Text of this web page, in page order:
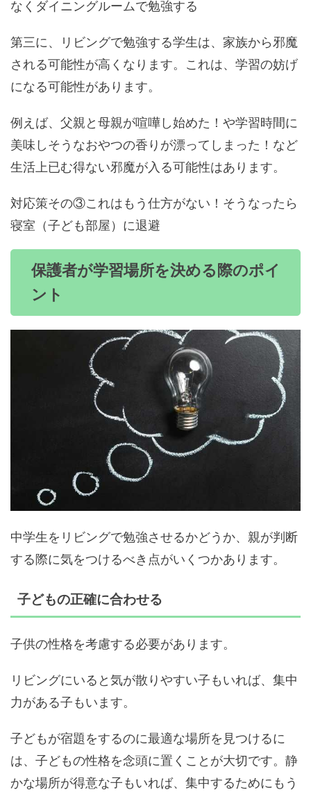
なくダイニングルームで勉強する
第三に、リビングで勉強する学生は、家族から邪魔
される可能性が高くなります。これは、学習の妨げ
になる可能性があります。
例えば、父親と母親が喧嘩し始めた！や学習時間に
美味しそうなおやつの香りが漂ってしまった！など
生活上已む得ない邪魔が入る可能性はあります。
対応策その③これはもう仕方がない！そうなったら
寝室（子ども部屋）に退避
保護者が学習場所を決める際のポイ
ント
中学生をリビングで勉強させるかどうか、親が判断
する際に気をつけるべき点がいくつかあります。
子どもの正確に合わせる
子供の性格を考慮する必要があります。
リビングにいると気が散りやすい子もいれば、集中
力がある子もいます。
子どもが宿題をするのに最適な場所を見つけるに
は、子どもの性格を念頭に置くことが大切です。静
かな場所が得意な子もいれば、集中するためにもう